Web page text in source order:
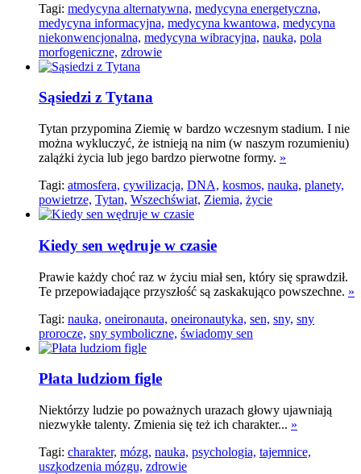
Tagi: medycyna alternatywna, medycyna energetyczna,
medycyna informacyjna, medycyna kwantowa, medycyna
niekonwencjonalna, medycyna wibracyjna, nauka, pola
morfogeniczne, zdrowie
Sąsiedzi z Tytana
Tytan przypomina Ziemię w bardzo wczesnym stadium. I nie
można wykluczyć, że istnieją na nim (w naszym rozumieniu)
zalążki życia lub jego bardzo pierwotne formy. »
Tagi: atmosfera, cywilizacja, DNA, kosmos, nauka, planety,
powietrze, Tytan, Wszechświat, Ziemia, życie
Kiedy sen wędruje w czasie
Prawie każdy choć raz w życiu miał sen, który się sprawdził.
Te przepowiadające przyszłość są zaskakująco powszechne. »
Tagi: nauka, oneironauta, oneironautyka, sen, sny, sny
prorocze, sny symboliczne, świadomy sen
Płata ludziom figle
Niektórzy ludzie po poważnych urazach głowy ujawniają
niezwykłe talenty. Zmienia się też ich charakter... »
Tagi: charakter, mózg, nauka, psychologia, tajemnice,
uszkodzenia mózgu, zdrowie